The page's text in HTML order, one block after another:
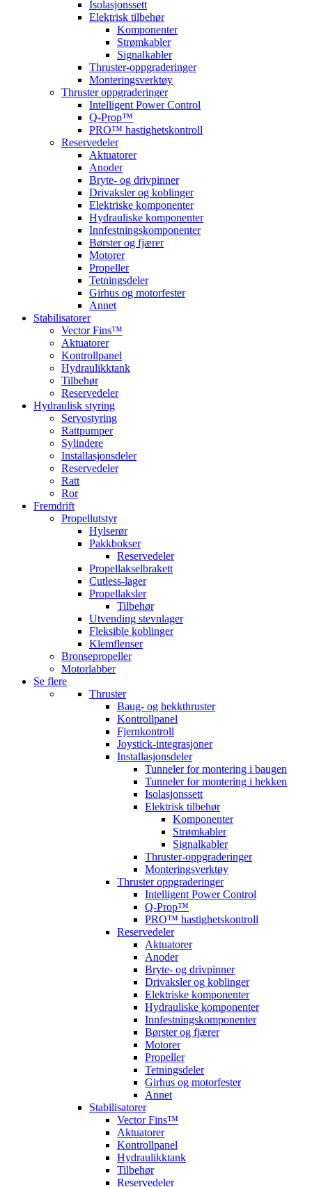
Isolasjonssett
Elektrisk tilbehør
Komponenter
Strømkabler
Signalkabler
Thruster-oppgraderinger
Monteringsverktøy
Thruster oppgraderinger
Intelligent Power Control
Q-Prop™
PRO™ hastighetskontroll
Reservedeler
Aktuatorer
Anoder
Bryte- og drivpinner
Drivaksler og koblinger
Elektriske komponenter
Hydrauliske komponenter
Innfestningskomponenter
Børster og fjærer
Motorer
Propeller
Tetningsdeler
Girhus og motorfester
Annet
Stabilisatorer
Vector Fins™
Aktuatorer
Kontrollpanel
Hydraulikktank
Tilbehør
Reservedeler
Hydraulisk styring
Servostyring
Rattpumper
Sylindere
Installasjonsdeler
Reservedeler
Ratt
Ror
Fremdrift
Propellutstyr
Hylserør
Pakkbokser
Reservedeler
Propellakselbrakett
Cutless-lager
Propellaksler
Tilbehør
Utvending stevnlager
Fleksible koblinger
Klemflenser
Bronsepropeller
Motorlabber
Se flere
Thruster
Baug- og hekkthruster
Kontrollpanel
Fjernkontroll
Joystick-integrasjoner
Installasjonsdeler
Tunneler for montering i baugen
Tunneler for montering i hekken
Isolasjonssett
Elektrisk tilbehør
Komponenter
Strømkabler
Signalkabler
Thruster-oppgraderinger
Monteringsverktøy
Thruster oppgraderinger
Intelligent Power Control
Q-Prop™
PRO™ hastighetskontroll
Reservedeler
Aktuatorer
Anoder
Bryte- og drivpinner
Drivaksler og koblinger
Elektriske komponenter
Hydrauliske komponenter
Innfestningskomponenter
Børster og fjærer
Motorer
Propeller
Tetningsdeler
Girhus og motorfester
Annet
Stabilisatorer
Vector Fins™
Aktuatorer
Kontrollpanel
Hydraulikktank
Tilbehør
Reservedeler